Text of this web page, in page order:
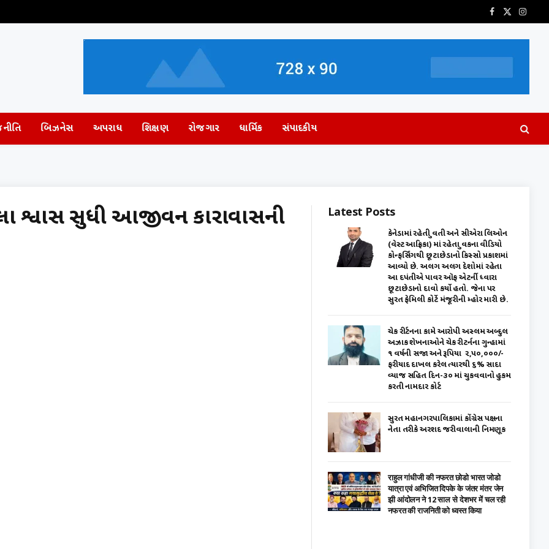
Facebook
X
બિઝનેસ અપરાધ શિક્ષણ રોજગાર ધાર્મિક સંપાદકીય
શ્વાસ સુધી આજીવન કારાવાસની
Latest Posts
કેનેડામાં રહેતી યુવતી અને સીએરા લિઓન
(વેસ્ટ આફ્રિકા) માં રહેતા યુવકના વીડિયો
કોન્ફર્સિંગથી છૂટાછેડાનો કિસ્સો પ્રકાશમાં
આવ્યો છે. અલગ અલગ દેશોમાં રહેતા
આ દપંતીએ પાવર ઑફ એટર્ની ધ્વારા
છૂટાછેડાનો દાવો કર્યો હતો. જેના પર
સુરત ફેમિલી કોર્ટે મંજૂરીની મ્હોર મારી છે.
ચેક રીર્ટનના કામે આરોપી અસ્લમ અબ્દુલ
અઝાક શેખનાઓને ચેક રીટર્નના ગુન્હામાં
૧ વર્ષની સજા અને રૂપિયા ₹ ૨,૫૦,૦૦૦/-
ફરીયાદ દાખલ કરેલ ત્યારથી ૬% સાદા
વ્યાજ સહિત દિન-૩૦ માં ચુકવવાનો હુકમ
કરતી નામદાર કોર્ટ
સુરત મહાનગરપાલિકામાં કોંગ્રેસ પક્ષના
નેતા તરીકે અરશદ જરીવાલાની નિમણૂક
राहुल गांधीजी की नफरत छोडो भारत जोडो
यात्रा एवं अभिजित दिपके के जंतर मंतर जेन
झी आंदोलन ने 12 साल से देशभर में चल रही
नफरत की राजनिती को ध्वस्त किया